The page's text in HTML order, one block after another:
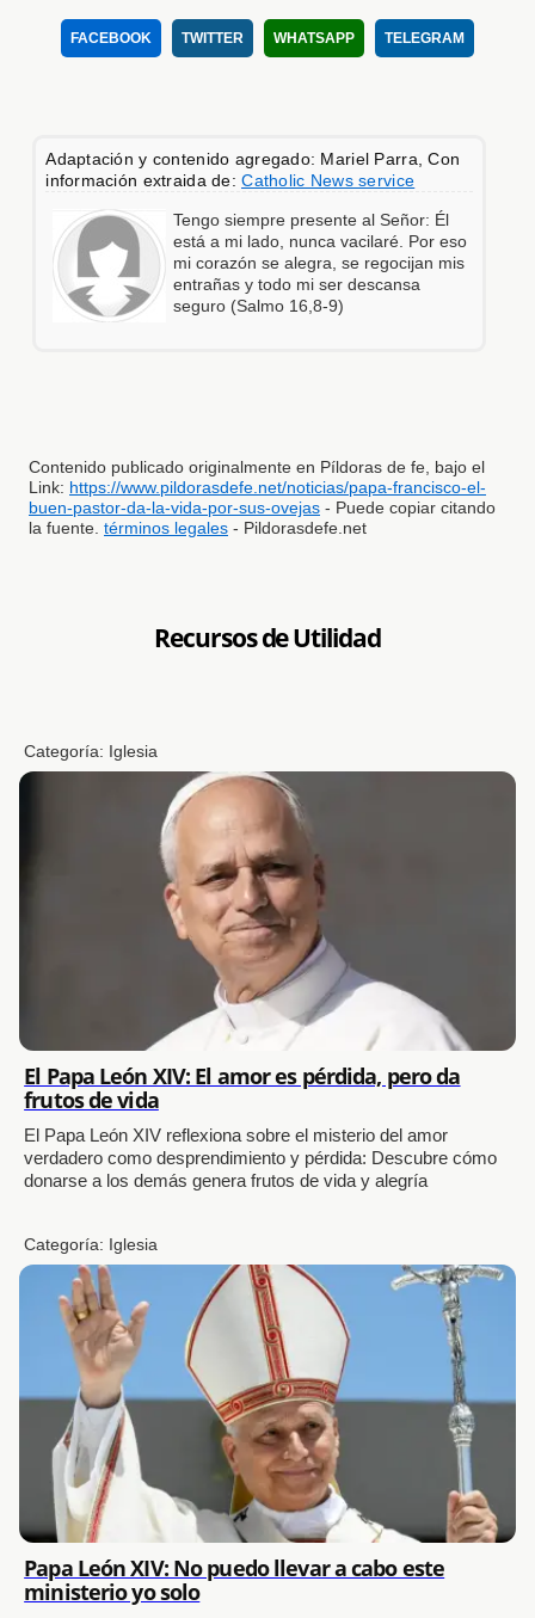
FACEBOOK TWITTER WHATSAPP TELEGRAM
Adaptación y contenido agregado: Mariel Parra, Con
información extraida de:Catholic News service
Tengo siempre presente al Señor: Él
está a mi lado, nunca vacilaré. Por eso
mi corazón se alegra, se regocijan mis
entrañas y todo mi ser descansa
seguro (Salmo 16,8-9)
Contenido publicado originalmente en Píldoras de fe, bajo el
Link: https://www.pildorasdefe.net/noticias/papa-francisco-el-
buen-pastor-da-la-vida-por-sus-ovejas - Puede copiar citando
la fuente. términos legales - Pildorasdefe.net
Recursos de Utilidad
Categoría: Iglesia
El Papa León XIV: El amor es pérdida, pero da
frutos de vida
El Papa León XIV reflexiona sobre el misterio del amor
verdadero como desprendimiento y pérdida: Descubre cómo
donarse a los demás genera frutos de vida y alegría
Categoría: Iglesia
Papa León XIV: No puedo llevar a cabo este
ministerio yo solo